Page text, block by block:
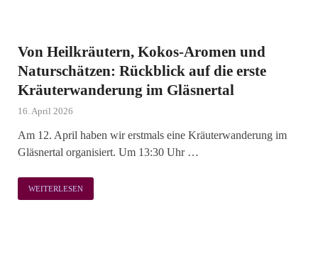
Von Heilkräutern, Kokos-Aromen und
Naturschätzen: Rückblick auf die erste
Kräuterwanderung im Gläsnertal
16. April 2026
Am 12. April haben wir erstmals eine Kräuterwanderung im
Gläsnertal organisiert. Um 13:30 Uhr …
WEITERLESEN